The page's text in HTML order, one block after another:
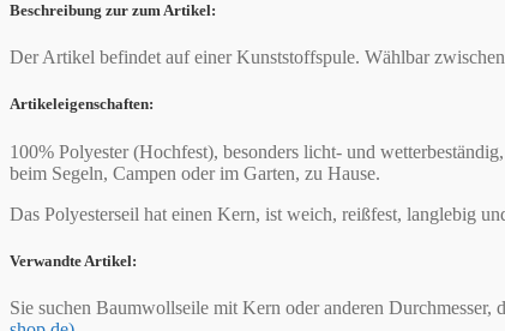
Beschreibung zur zum Artikel:
Der Artikel befindet auf einer Kunststoffspule. Wählbar
Artikeleigenschaften:
100% Polyester (Hochfest), besonders licht- und
beim Segeln, Campen oder im Garten, zu Hause.
Das Polyesterseil hat einen Kern, ist weich, reißfest, langlebig
Verwandte Artikel:
Sie suchen Baumwollseile mit Kern oder anderen